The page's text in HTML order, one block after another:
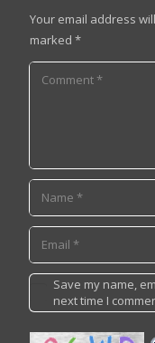
Your email address
marked *
Save my name,
next time I